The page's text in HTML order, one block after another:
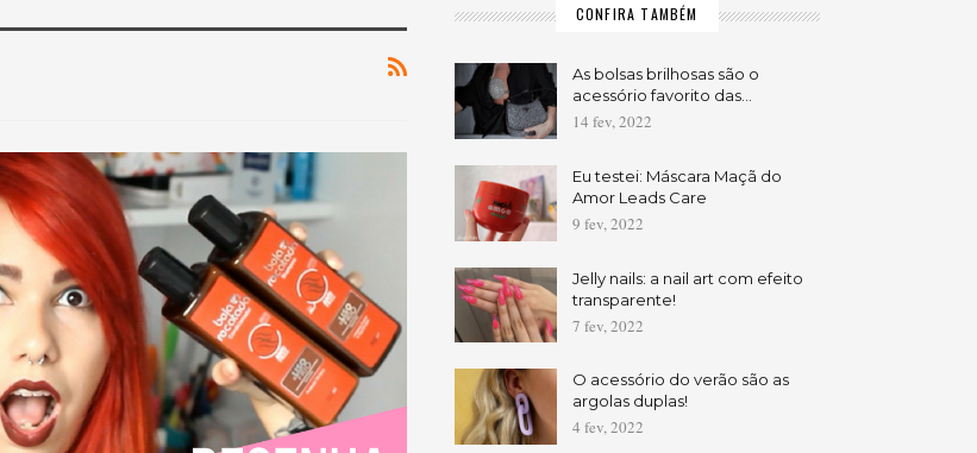
CONFIRA TAMBÉM
As bolsas brilhosas são o
acessório favorito das…
14 fev, 2022
Eu testei: Máscara Maçã do
Amor Leads Care
9 fev, 2022
Jelly nails: a nail art com efeito
transparente!
7 fev, 2022
O acessório do verão são as
argolas duplas!
4 fev, 2022